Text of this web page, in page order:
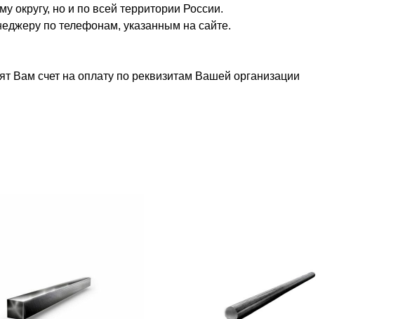
округу, но и по всей территории России.
по телефонам, указанным на сайте.
счет на оплату по реквизитам Вашей организации